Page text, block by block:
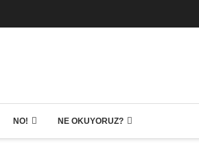
NO! NE OKUYORUZ?